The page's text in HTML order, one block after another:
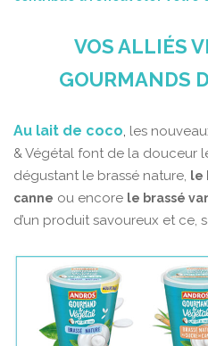
VOS ALLIÉS
GOURMANDS
Au lait de coco, les
& Végétal font de la douceur
dégustant le brassé nature, le
canne ou encore le brassé
d’un produit savoureux et ce,